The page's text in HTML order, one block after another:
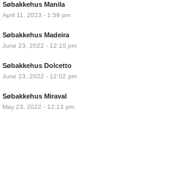
Søbakkehus Manila
April 11, 2023 - 1:59 pm
Søbakkehus Madeira
June 23, 2022 - 12:10 pm
Søbakkehus Dolcetto
June 23, 2022 - 12:02 pm
Søbakkehus Miraval
May 23, 2022 - 12:13 pm